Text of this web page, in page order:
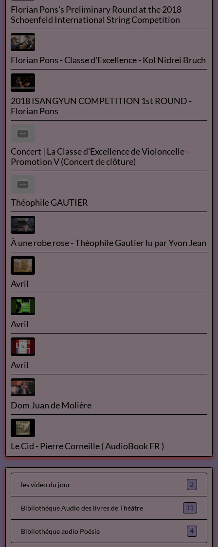
Florian Pons's Preliminary Round at the 2018
Schoenfeld International String Competition
Florian Pons - Classe d'Excellence - Kol Nidrei Bruch
2018 ISANGYUN COMPETITION 1st ROUND -
Florian Pons
Concert | La Classe d'Excellence de Violoncelle -
Promotion V (Concert de clôture)
Théophile GAUTIER
À une robe rose - Théophile Gautier lu par Yvon Jean
Avril
Avril
Avril
Dom Juan de Molière
Le Cid - Pierre Corneille ( AudioBook FR )
les video du jour 3
Bibliothéque Audio des livres de Théâtre 11
Bibliothéque audio Poésie 4